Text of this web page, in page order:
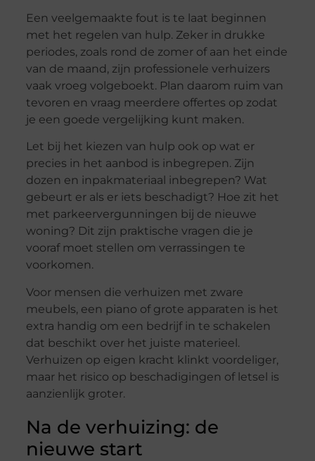
Een veelgemaakte fout is te laat beginnen
met het regelen van hulp. Zeker in drukke
periodes, zoals rond de zomer of aan het einde
van de maand, zijn professionele verhuizers
vaak vroeg volgeboekt. Plan daarom ruim van
tevoren en vraag meerdere offertes op zodat
je een goede vergelijking kunt maken.
Let bij het kiezen van hulp ook op wat er
precies in het aanbod is inbegrepen. Zijn
dozen en inpakmateriaal inbegrepen? Wat
gebeurt er als er iets beschadigt? Hoe zit het
met parkeervergunningen bij de nieuwe
woning? Dit zijn praktische vragen die je
vooraf moet stellen om verrassingen te
voorkomen.
Voor mensen die verhuizen met zware
meubels, een piano of grote apparaten is het
extra handig om een bedrijf in te schakelen
dat beschikt over het juiste materieel.
Verhuizen op eigen kracht klinkt voordeliger,
maar het risico op beschadigingen of letsel is
aanzienlijk groter.
Na de verhuizing: de
nieuwe start